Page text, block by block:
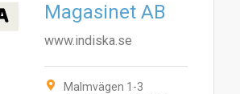
Magasinet AB
www.indiska.se
Malmvägen 1-3